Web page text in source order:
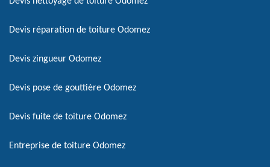
Devis réparation de toiture Odomez
Devis zingueur Odomez
Devis pose de gouttière Odomez
Devis fuite de toiture Odomez
Entreprise de toiture Odomez